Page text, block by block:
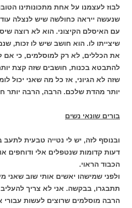
לבוז לעצמנו על אחת מתכונותינו
שנעשה ייראה כחולשה שיש לנצלה עוד
עם האיסלם הקיצוני. הוא לא רוצה
שיצייתו לו. הוא חושב שיש לו זכות,
את הכללים, לא רק למוסלמים, כי אם
להתבטא בכנות, חושבים שזה קצת
שזה לא הגיוני, אז כל מה שאני יכול
יותר מהדת שלכם. הרבה, הרבה יותר
בורים שונאי נשים
ובנוסף לזה, יש לי נטייה טבעית לתעב
דעות קדומות שנטפלים אלי ודוחפים
הכבוד הראוי.
ולפני שמישהו יאשים אותי שוב שאני
תתבגרו, בבקשה. אני לא צריך
הרבה מוסלמים שרוצים לעשות